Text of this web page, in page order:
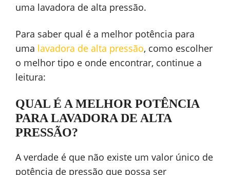
uma lavadora de alta pressão.
Para saber qual é a melhor potência para
uma lavadora de alta pressão, como escolher
o melhor tipo e onde encontrar, continue a
leitura:
QUAL É A MELHOR POTÊNCIA
PARA LAVADORA DE ALTA
PRESSÃO?
A verdade é que não existe um valor único de
potência de pressão que possa ser